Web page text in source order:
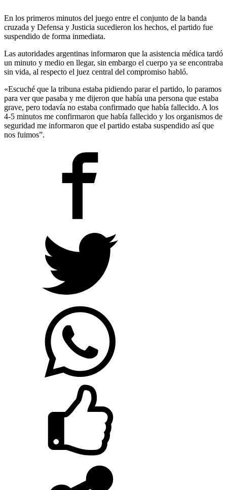
En los primeros minutos del juego entre el conjunto de la banda
cruzada y Defensa y Justicia sucedieron los hechos, el partido fue
suspendido de forma inmediata.
Las autoridades argentinas informaron que la asistencia médica tardó
un minuto y medio en llegar, sin embargo el cuerpo ya se encontraba
sin vida, al respecto el juez central del compromiso habló.
«Escuché que la tribuna estaba pidiendo parar el partido, lo paramos
para ver que pasaba y me dijeron que había una persona que estaba
grave, pero todavía no estaba confirmado que había fallecido. A los
4-5 minutos me confirmaron que había fallecido y los organismos de
seguridad me informaron que el partido estaba suspendido así que
nos fuimos”.